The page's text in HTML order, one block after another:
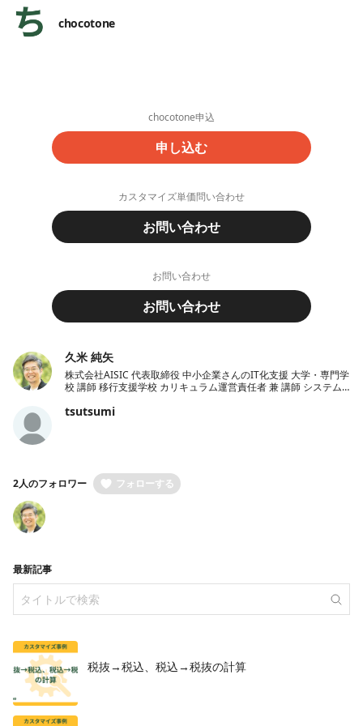
chocotone
chocotone申込
申し込む
カスタマイズ単価問い合わせ
お問い合わせ
お問い合わせ
お問い合わせ
久米 純矢
株式会社AISIC 代表取締役 中小企業さんのIT化支援 大学・専門学
校 講師 移行支援学校 カリキュラム運営責任者 兼 講師 システム
tsutsumi
2人のフォロワー フォローする
最新記事
税抜→税込、税込→税抜の計算